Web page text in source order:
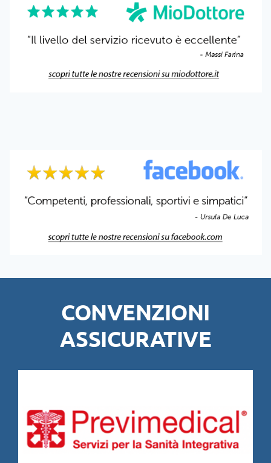
CONVENZIONI
ASSICURATIVE